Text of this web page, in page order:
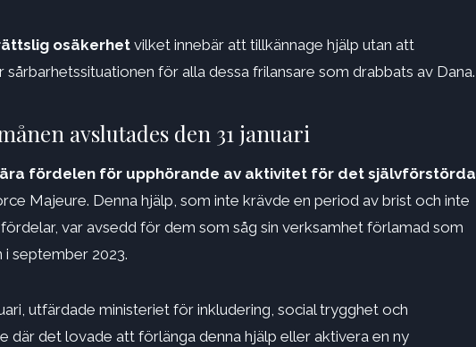
osäkerhet vilket innebär att tillkännage hjälp utan att
för alla dessa frilansare som drabbats av Dana.
avslutades den 31 januari
fördelen för upphörande av aktivitet för det självförstörda
Majeure. Denna hjälp, som inte krävde en period av brist och inte
var avsedd för dem som såg sin verksamhet förlamad som
september 2023.
utfärdade ministeriet för inkludering, social trygghet och
där det lovade att förlänga denna hjälp eller aktivera en ny